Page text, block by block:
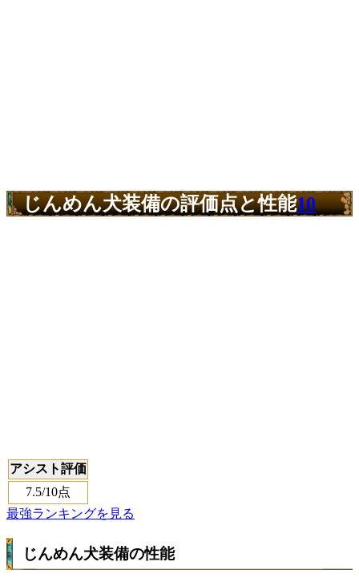
じんめん犬装備の評価点と性能10
アシスト評価
7.5/10点
最強ランキングを見る
じんめん犬装備の性能